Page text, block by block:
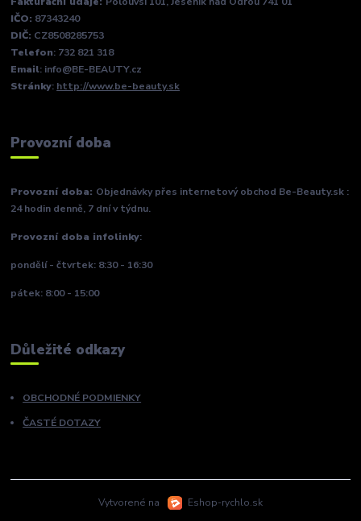
IČO: 87343240
DIČ: CZ8508285753
Telefon: 732 821 318
Email: info@BE-BEAUTY.cz
Stránky: http://www.be-beauty.sk
Provozní doba
Provozní doba: Objednávky přes internetový obchod Be-Beauty.sk :
24 hodin denně, 7 dní v týdnu.
Provozní doba infolinky:
pondělí - čtvrtek: 8:30 - 16:30
pátek: 8:00 - 15:00
Důležité odkazy
OBCHODNÉ PODMIENKY
ČASTÉ DOTAZY
Vytvorené na Eshop-rychlo.sk